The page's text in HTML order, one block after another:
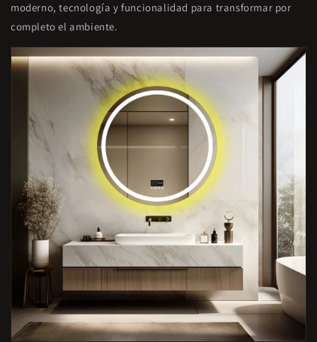
moderno, tecnología y funcionalidad para transformar por
completo el ambiente.